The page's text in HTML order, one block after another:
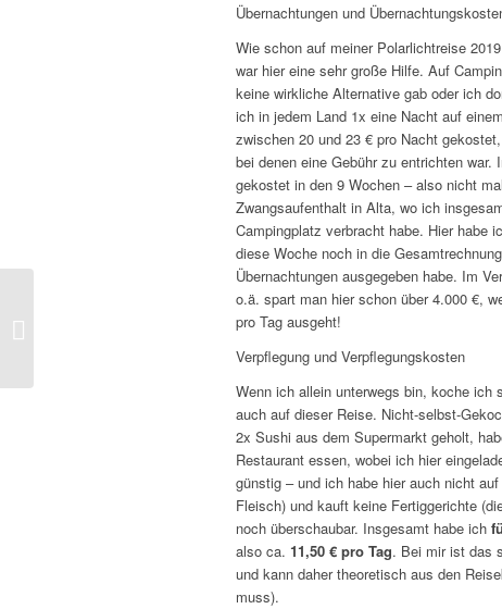
Übernachtungen und
Wie schon auf meiner Polarlichtreise
war hier eine sehr große Hilfe. Auf
keine wirkliche Alternative gab oder ich
ich in jedem Land 1x eine Nacht auf
zwischen 20 und 23 € pro Nacht
bei denen eine Gebühr zu entrichten
gekostet in den 9 Wochen – also nicht mal
Zwangsaufenthalt in Alta, wo ich
Campingplatz verbracht habe. Hier habe
diese Woche noch in die
Übernachtungen ausgegeben habe. Im
o.ä. spart man hier schon über 4.000 €,
pro Tag ausgeht!
Verpflegung und Verpflegungskosten
Wenn ich allein unterwegs bin, koche ich
auch auf dieser Reise. Nicht-selbst-
2x Sushi aus dem Supermarkt geholt,
Restaurant essen, wobei ich hier
günstig – und ich habe hier auch nicht
Fleisch) und kauft keine Fertiggerichte
noch überschaubar. Insgesamt habe ich
also ca. 11,50 € pro Tag. Bei mir ist das
und kann daher theoretisch aus den
muss).